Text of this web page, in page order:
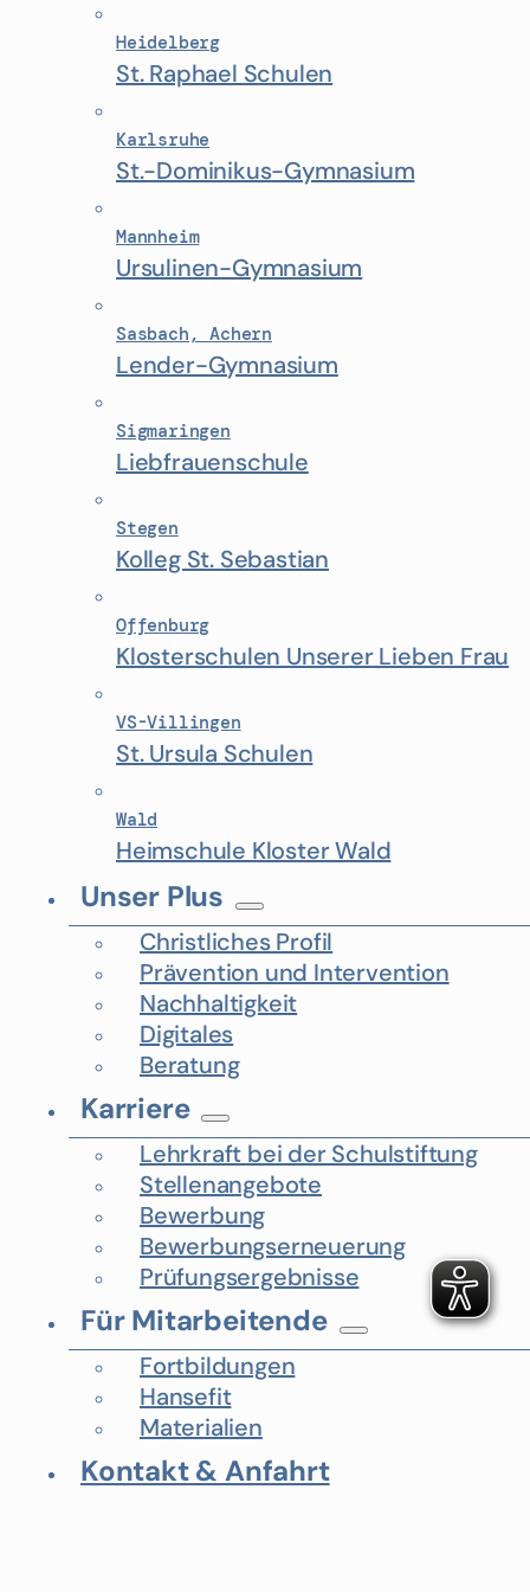
Heidelberg
St. Raphael Schulen
Karlsruhe
St.-Dominikus-Gymnasium
Mannheim
Ursulinen-Gymnasium
Sasbach, Achern
Lender-Gymnasium
Sigmaringen
Liebfrauenschule
Stegen
Kolleg St. Sebastian
Offenburg
Klosterschulen Unserer Lieben Frau
VS-Villingen
St. Ursula Schulen
Wald
Heimschule Kloster Wald
Unser Plus
Christliches Profil
Prävention und Intervention
Nachhaltigkeit
Digitales
Beratung
Karriere
Lehrkraft bei der Schulstiftung
Stellenangebote
Bewerbung
Bewerbungserneuerung
Prüfungsergebnisse
Für Mitarbeitende
Fortbildungen
Hansefit
Materialien
Kontakt & Anfahrt